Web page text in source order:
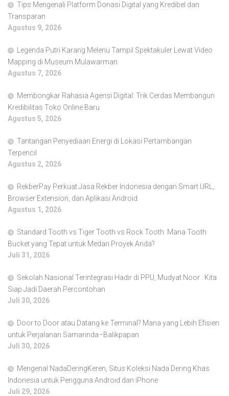
Tips Mengenali Platform Donasi Digital yang Kredibel dan
Transparan
Agustus 9, 2026
Legenda Putri Karang Melenu Tampil Spektakuler Lewat Video
Mapping di Museum Mulawarman
Agustus 7, 2026
Membongkar Rahasia Agensi Digital: Trik Cerdas Membangun
Kredibilitas Toko Online Baru
Agustus 5, 2026
Tantangan Penyediaan Energi di Lokasi Pertambangan
Terpencil
Agustus 2, 2026
RekberPay Perkuat Jasa Rekber Indonesia dengan Smart URL,
Browser Extension, dan Aplikasi Android
Agustus 1, 2026
Standard Tooth vs Tiger Tooth vs Rock Tooth: Mana Tooth
Bucket yang Tepat untuk Medan Proyek Anda?
Juli 31, 2026
Sekolah Nasional Terintegrasi Hadir di PPU, Mudyat Noor : Kita
Siap Jadi Daerah Percontohan
Juli 30, 2026
Door to Door atau Datang ke Terminal? Mana yang Lebih Efisien
untuk Perjalanan Samarinda–Balikpapan
Juli 30, 2026
Mengenal NadaDeringKeren, Situs Koleksi Nada Dering Khas
Indonesia untuk Pengguna Android dan iPhone
Juli 29, 2026